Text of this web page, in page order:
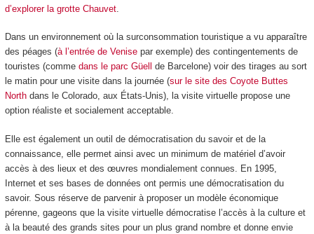
d’explorer la grotte Chauvet.
Dans un environnement où la surconsommation touristique a vu apparaître
des péages (à l’entrée de Venisepar exemple) des contingentements de
touristes (comme dans le parc Güell
de Barcelone) voir des tirages au sort
le matin pour une visite dans la journée (sur le site des Coyote Buttes
Northdans le Colorado, aux États-Unis), la visite virtuelle propose une
option réaliste et socialement acceptable.
Elle est également un outil de démocratisation du savoir et de la
connaissance, elle permet ainsi avec un minimum de matériel d’avoir
accès à des lieux et des œuvres mondialement connues. En 1995,
Internet et ses bases de données ont permis une démocratisation du
savoir. Sous réserve de parvenir à proposer un modèle économique
pérenne, gageons que la visite virtuelle démocratise l’accès à la culture et
à la beauté des grands sites pour un plus grand nombre et donne envie